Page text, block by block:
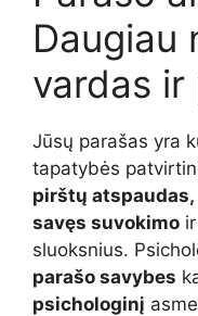
Daugiau
vardas ir
Jūsų parašas yra
tapatybės
pirštų atspaudas,
savęs suvokimo ir
sluoksnius.
parašo savybes
psichologinį